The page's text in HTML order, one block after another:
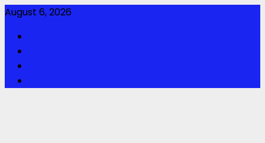
Skip
content
August 6, 2026